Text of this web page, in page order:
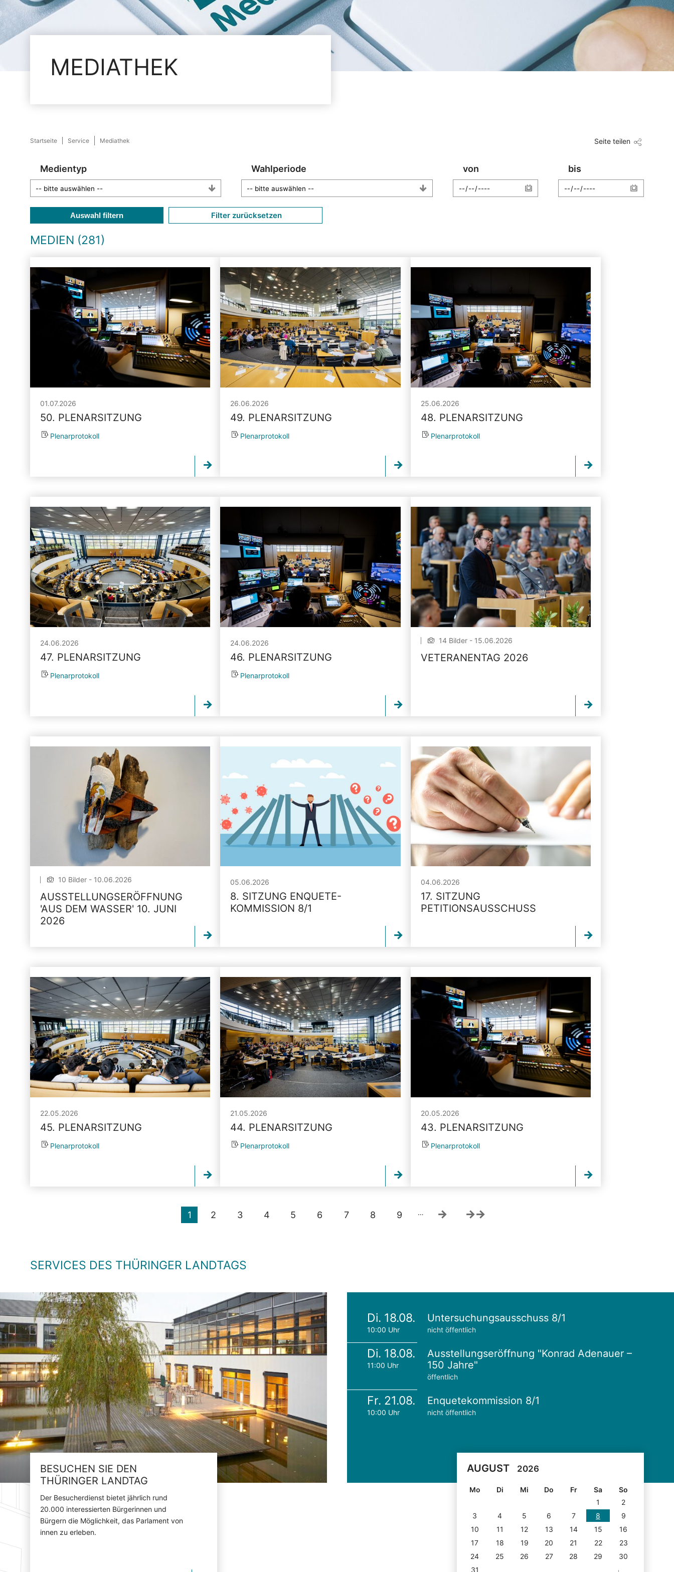
MEDIATHEK
Startseite Service Mediathek Seite teilen
Medientyp Wahlperiode von bis
Auswahl filtern Filter zurücksetzen
MEDIEN (281)
01.07.2026
50. PLENARSITZUNG
Plenarprotokoll
26.06.2026
49. PLENARSITZUNG
Plenarprotokoll
25.06.2026
48. PLENARSITZUNG
Plenarprotokoll
24.06.2026
47. PLENARSITZUNG
Plenarprotokoll
24.06.2026
46. PLENARSITZUNG
Plenarprotokoll
14 Bilder - 15.06.2026
VETERANENTAG 2026
10 Bilder - 10.06.2026
AUSSTELLUNGSERÖFFNUNG
'AUS DEM WASSER' 10. JUNI
2026
05.06.2026
8. SITZUNG ENQUETE-
KOMMISSION 8/1
04.06.2026
17. SITZUNG
PETITIONSAUSSCHUSS
22.05.2026
45. PLENARSITZUNG
Plenarprotokoll
21.05.2026
44. PLENARSITZUNG
Plenarprotokoll
20.05.2026
43. PLENARSITZUNG
Plenarprotokoll
1 2 3 4 5 6 7 8 9 …
SERVICES DES THÜRINGER LANDTAGS
BESUCHEN SIE DEN
THÜRINGER LANDTAG
Der Besucherdienst bietet jährlich rund
20.000 interessierten Bürgerinnen und
Bürgern die Möglichkeit, das Parlament von
innen zu erleben.
Di. 18.08.
10:00 Uhr
Untersuchungsausschuss 8/1
nicht öffentlich
Di. 18.08.
11:00 Uhr
Ausstellungseröffnung "Konrad Adenauer –
150 Jahre"
öffentlich
Fr. 21.08.
10:00 Uhr
Enquetekommission 8/1
nicht öffentlich
AUGUST 2026
Mo Di Mi Do Fr Sa
So
1
2
3
4 5 6 7 8
9
10
11 12 13 14 15
16
17
18 19 20 21 22
23
24
25 26 27 28 29
30
31